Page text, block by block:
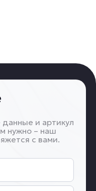
данные и артикул
нужно – наш
с вами.